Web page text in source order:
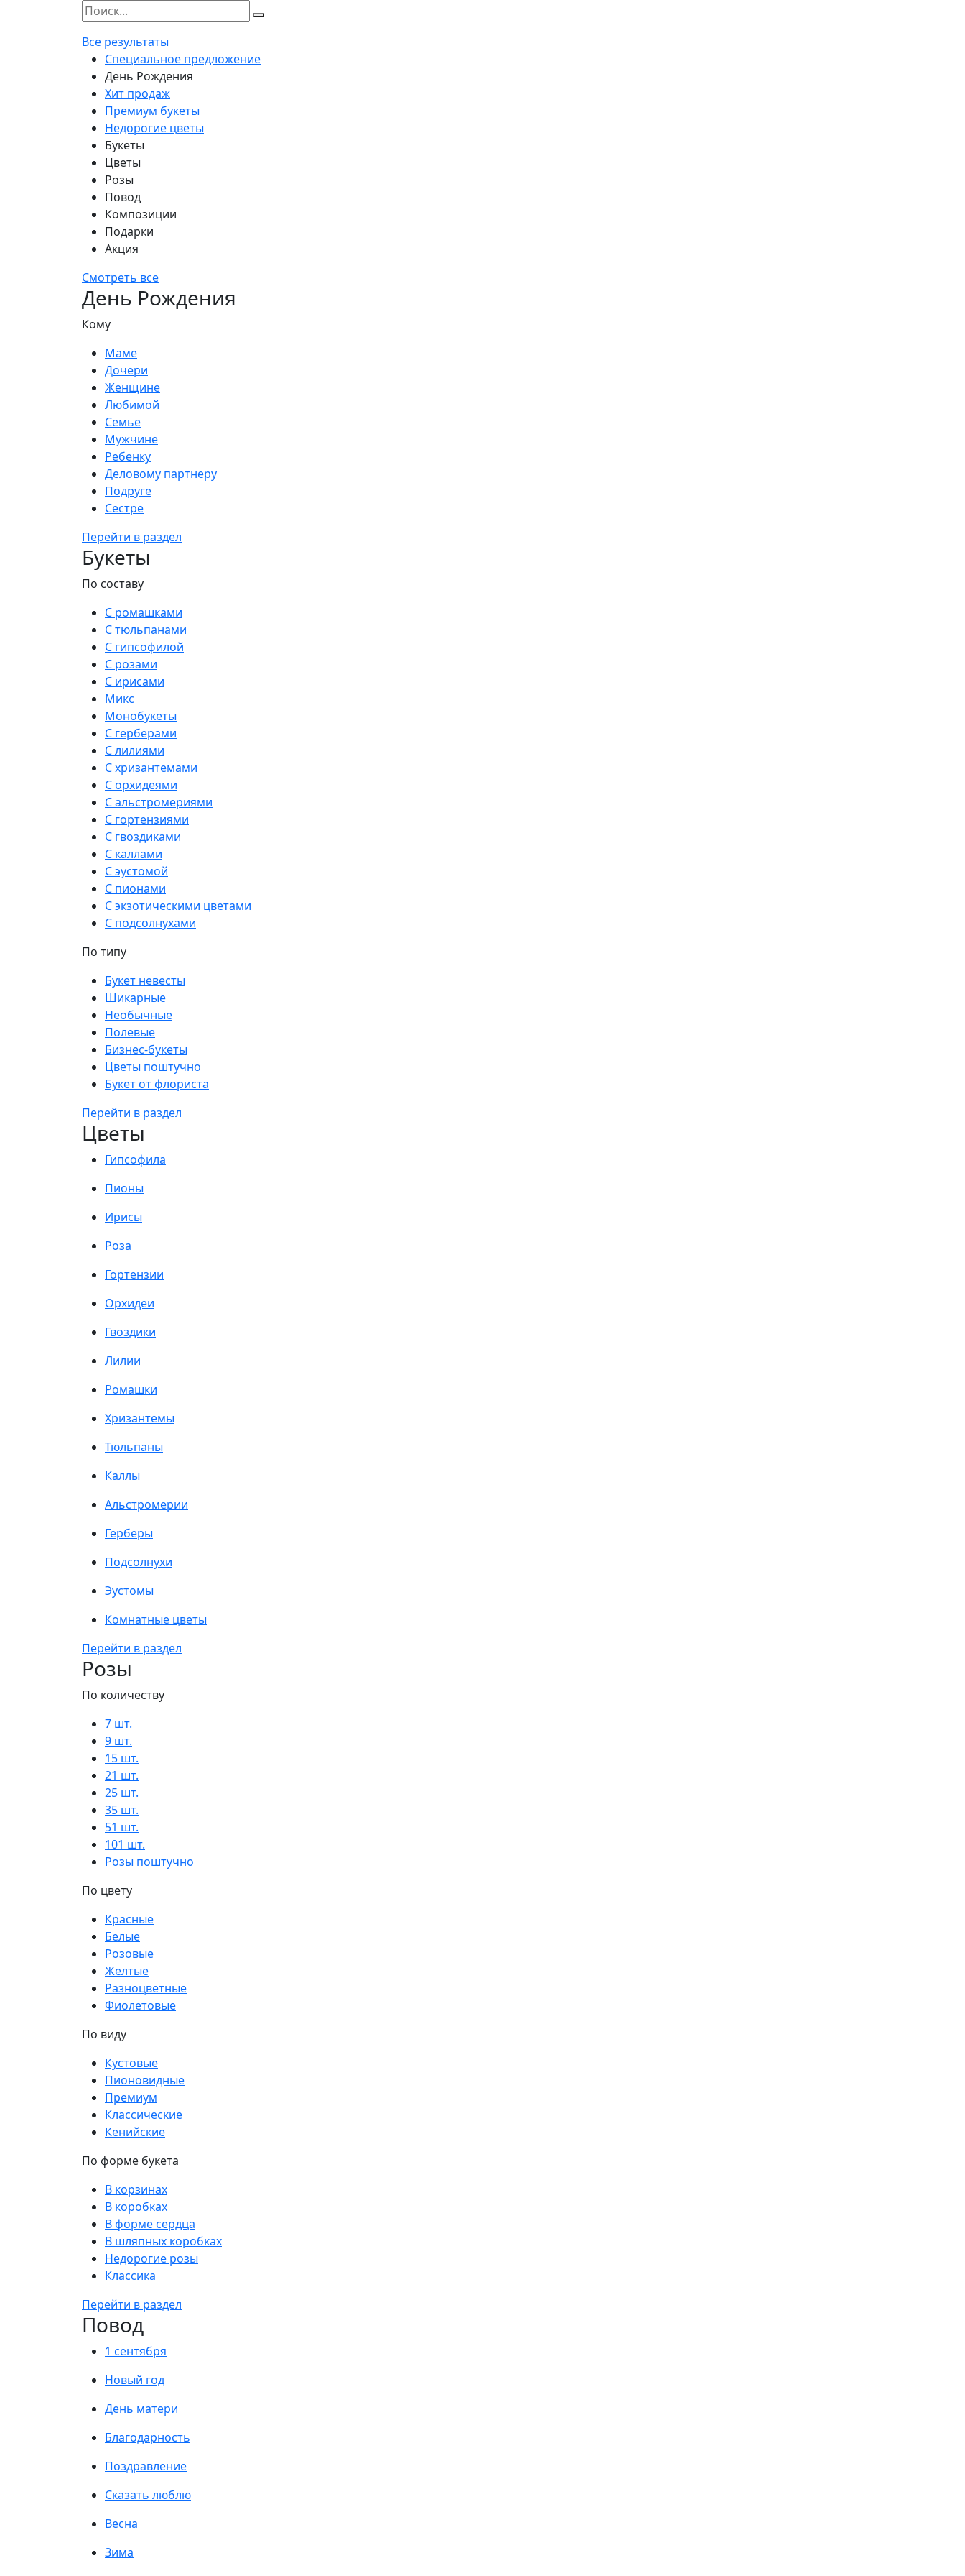
Все результаты
Специальное предложение
День Рождения
Хит продаж
Премиум букеты
Недорогие цветы
Букеты
Цветы
Розы
Повод
Композиции
Подарки
Акция
Смотреть все
День Рождения
Кому
Маме
Дочери
Женщине
Любимой
Семье
Мужчине
Ребенку
Деловому партнеру
Подруге
Сестре
Перейти в раздел
Букеты
По составу
С ромашками
С тюльпанами
С гипсофилой
С розами
С ирисами
Микс
Монобукеты
С герберами
С лилиями
С хризантемами
С орхидеями
С альстромериями
С гортензиями
С гвоздиками
С каллами
С эустомой
С пионами
С экзотическими цветами
С подсолнухами
По типу
Букет невесты
Шикарные
Необычные
Полевые
Бизнес-букеты
Цветы поштучно
Букет от флориста
Перейти в раздел
Цветы
Гипсофила
Пионы
Ирисы
Роза
Гортензии
Орхидеи
Гвоздики
Лилии
Ромашки
Хризантемы
Тюльпаны
Каллы
Альстромерии
Герберы
Подсолнухи
Эустомы
Комнатные цветы
Перейти в раздел
Розы
По количеству
7 шт.
9 шт.
15 шт.
21 шт.
25 шт.
35 шт.
51 шт.
101 шт.
Розы поштучно
По цвету
Красные
Белые
Розовые
Желтые
Разноцветные
Фиолетовые
По виду
Кустовые
Пионовидные
Премиум
Классические
Кенийские
По форме букета
В корзинах
В коробках
В форме сердца
В шляпных коробках
Недорогие розы
Классика
Перейти в раздел
Повод
1 сентября
Новый год
День матери
Благодарность
Поздравление
Сказать люблю
Весна
Зима